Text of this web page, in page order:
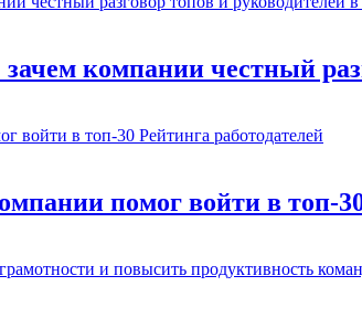
зачем компании честный
помог войти в топ-